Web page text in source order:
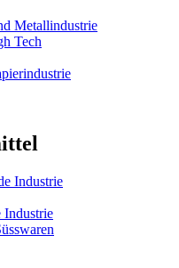
Metallindustrie
Tech
Industrie
Industrie